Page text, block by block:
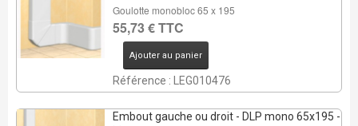
Goulotte monobloc 65 x 195
55,73 € TTC
Ajouter au panier
Référence : LEG010476
Embout gauche ou droit - DLP mono 65x195 -